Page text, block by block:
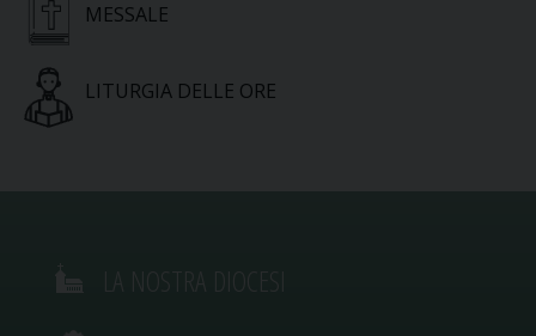
MESSALE
LITURGIA DELLE ORE